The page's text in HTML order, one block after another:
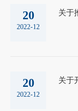
20
2022-12
关于
20
2022-12
关于